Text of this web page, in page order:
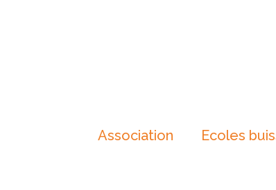
Association Ecoles